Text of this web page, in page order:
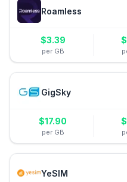
Roamless
$3.39
per GB
$
GigSky
$17.90
per GB
$
YeSIM